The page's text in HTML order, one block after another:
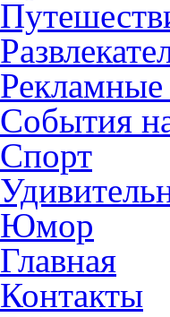
События
Спорт
Юмор
Главная
Контакты